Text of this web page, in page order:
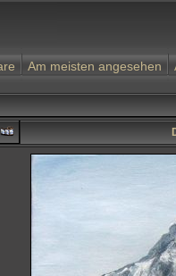
Am meisten angesehen